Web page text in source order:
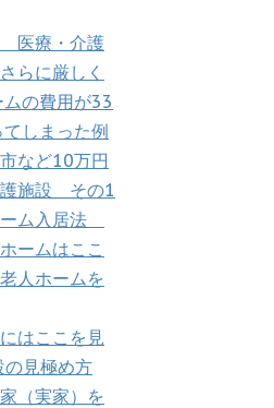
医療・介護
らに厳しく
の費用が33
しまった例
など10万円
護施設 その1
ム入居法
ームはここ
人ホームを
はここを見
の見極め方
（実家）を